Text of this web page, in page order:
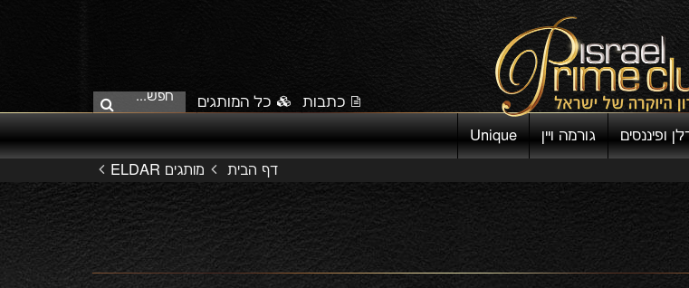
כתבות כל המותגים חפש...
ופיננסים גורמה ויין
Unique
דף הבית מותגים ELDAR